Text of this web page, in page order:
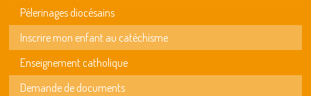
Pèlerinages diocésains
Inscrire mon enfant au catéchisme
Enseignement catholique
Demande de documents